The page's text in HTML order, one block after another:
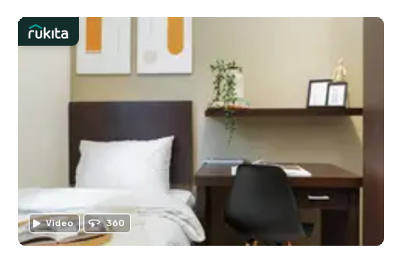
Video 360